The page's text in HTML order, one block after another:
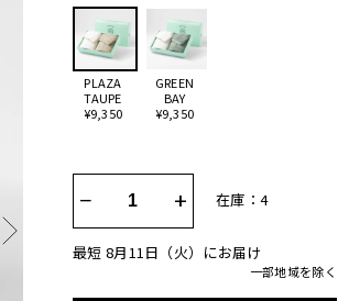
PLAZA
TAUPE
¥9,350
GREEN
BAY
¥9,350
− + 在庫：4
最短 8月11日（火）にお届け
一部地域を除く